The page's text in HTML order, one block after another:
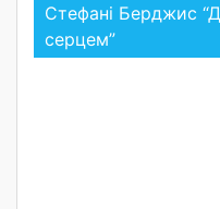
Стефані Берджис
серцем”